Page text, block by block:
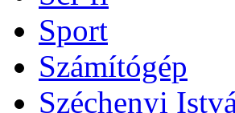
Sport
Számítógép
Széchenyi